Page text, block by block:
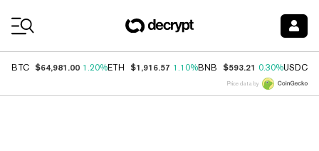
BTC $64,981.00 1.20%ETH $1,916.57 1.10%BNB $593.21 0.30%USDC
Price data by